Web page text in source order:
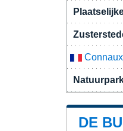
Connaux
DE